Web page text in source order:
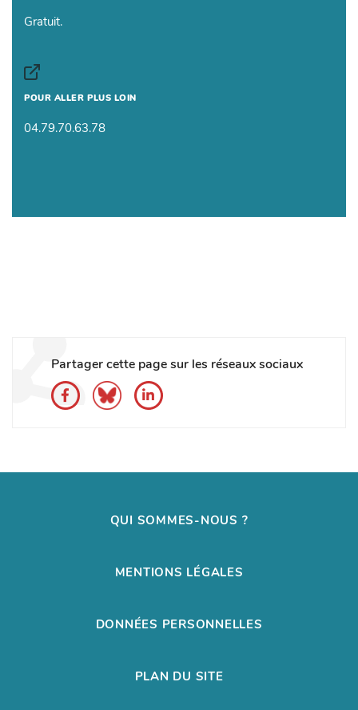
Gratuit.
POUR ALLER PLUS LOIN
04.79.70.63.78
Partager cette page sur les réseaux sociaux
QUI SOMMES-NOUS ?
MENTIONS LÉGALES
DONNÉES PERSONNELLES
PLAN DU SITE